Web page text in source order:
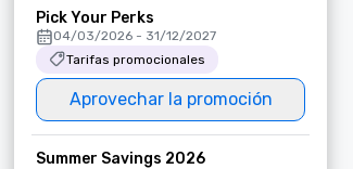
Pick Your Perks
04/03/2026 - 31/12/2027
Tarifas promocionales
Aprovechar la promoción
Summer Savings 2026